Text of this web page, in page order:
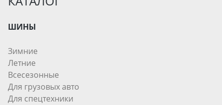
ШИНЫ
Зимние
Летние
Всесезонные
Для грузовых авто
Для спецтехники